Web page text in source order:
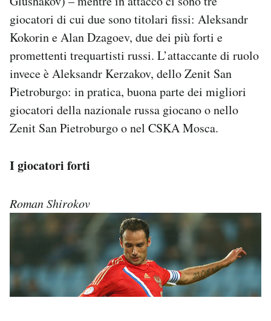
giocatori di cui due sono titolari fissi: Aleksandr
Kokorin e Alan Dzagoev, due dei più forti e
promettenti trequartisti russi. L’attaccante di ruolo
invece è Aleksandr Kerzakov, dello Zenit San
Pietroburgo: in pratica, buona parte dei migliori
giocatori della nazionale russa giocano o nello
Zenit San Pietroburgo o nel CSKA Mosca.
I giocatori forti
Roman Shirokov